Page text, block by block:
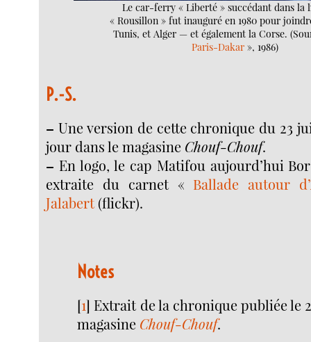
Le car-ferry « Liberté » succédant dans la
« Rousillon » fut inauguré en 1980 pour
Tunis, et Alger — et également la Corse.
Paris-Dakar», 1986)
P.-S.
– Une version de cette chronique du 23
jour dans le magasine Chouf-Chouf.
– En logo, le cap Matifou aujourd’hui
extraite du carnet « Ballade autour
Jalabert(flickr).
Notes
[1] Extrait de la chronique publiée le
magasine Chouf-Chouf.